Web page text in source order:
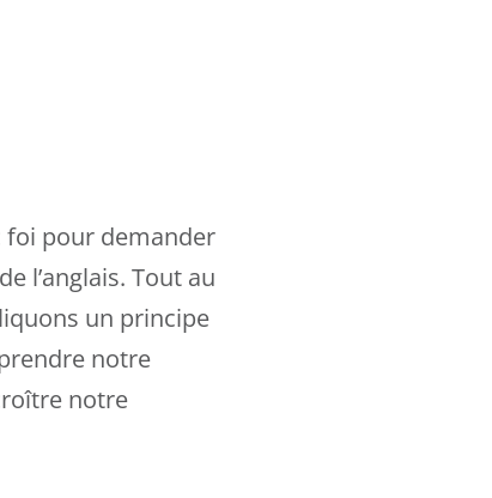
foi pour demander
l’anglais. Tout au
un principe
notre
notre